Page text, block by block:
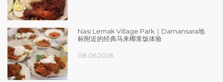
Nasi Lemak Village Park｜Damansara地
标附近的经典马来椰浆饭体验
08.06.2026